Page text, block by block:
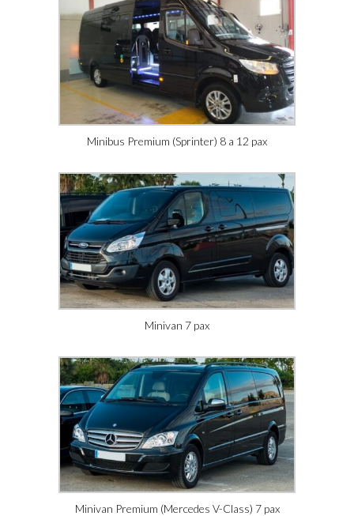
Minibus Premium (Sprinter) 8 a 12 pax
Minivan 7 pax
Minivan Premium (Mercedes V-Class) 7 pax